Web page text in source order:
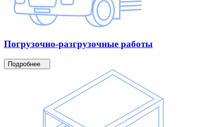
Погрузочно-разгрузочные работы
Подробнее